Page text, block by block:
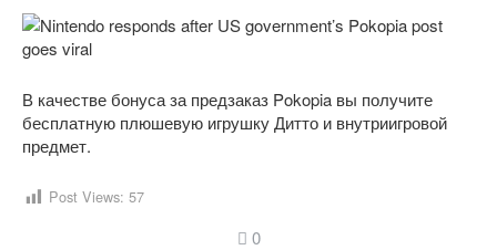
В качестве бонуса за предзаказ Pokopia вы получите
бесплатную плюшевую игрушку Дитто и внутриигровой
предмет.
Post Views: 57
0